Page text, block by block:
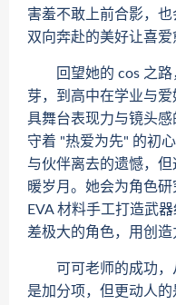
害羞不敢上前合影，
双向奔赴的美好让喜爱
回望她的 cos 之路
芽，到高中在学业与
具舞台表现力与镜头
守着 "热爱为先" 的初
与伙伴离去的遗憾，
暖岁月。她会为角色
EVA 材料手工打造武
差极大的角色，用创造
可可老师的成功，
是加分项，但更动人